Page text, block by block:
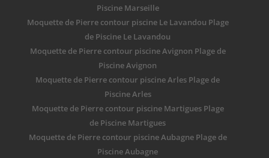
Piscine Marseille
Moquette de Pierre contour piscine Le Lavandou Plage
de Piscine Le Lavandou
Moquette de Pierre contour piscine Avignon Plage de
Piscine Avignon
Moquette de Pierre contour piscine Arles Plage de
Piscine Arles
Moquette de Pierre contour piscine Martigues Plage
de Piscine Martigues
Moquette de Pierre contour piscine Aubagne Plage de
Piscine Aubagne